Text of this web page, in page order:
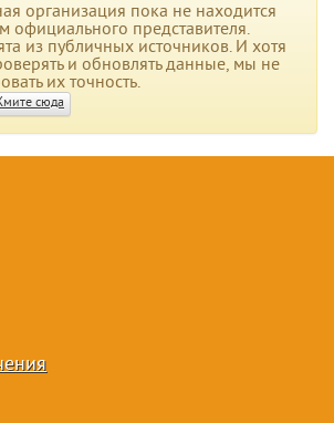
организация пока не находится
официального представителя.
из публичных источников. И хотя
и обновлять данные, мы не
их точность.
сюда